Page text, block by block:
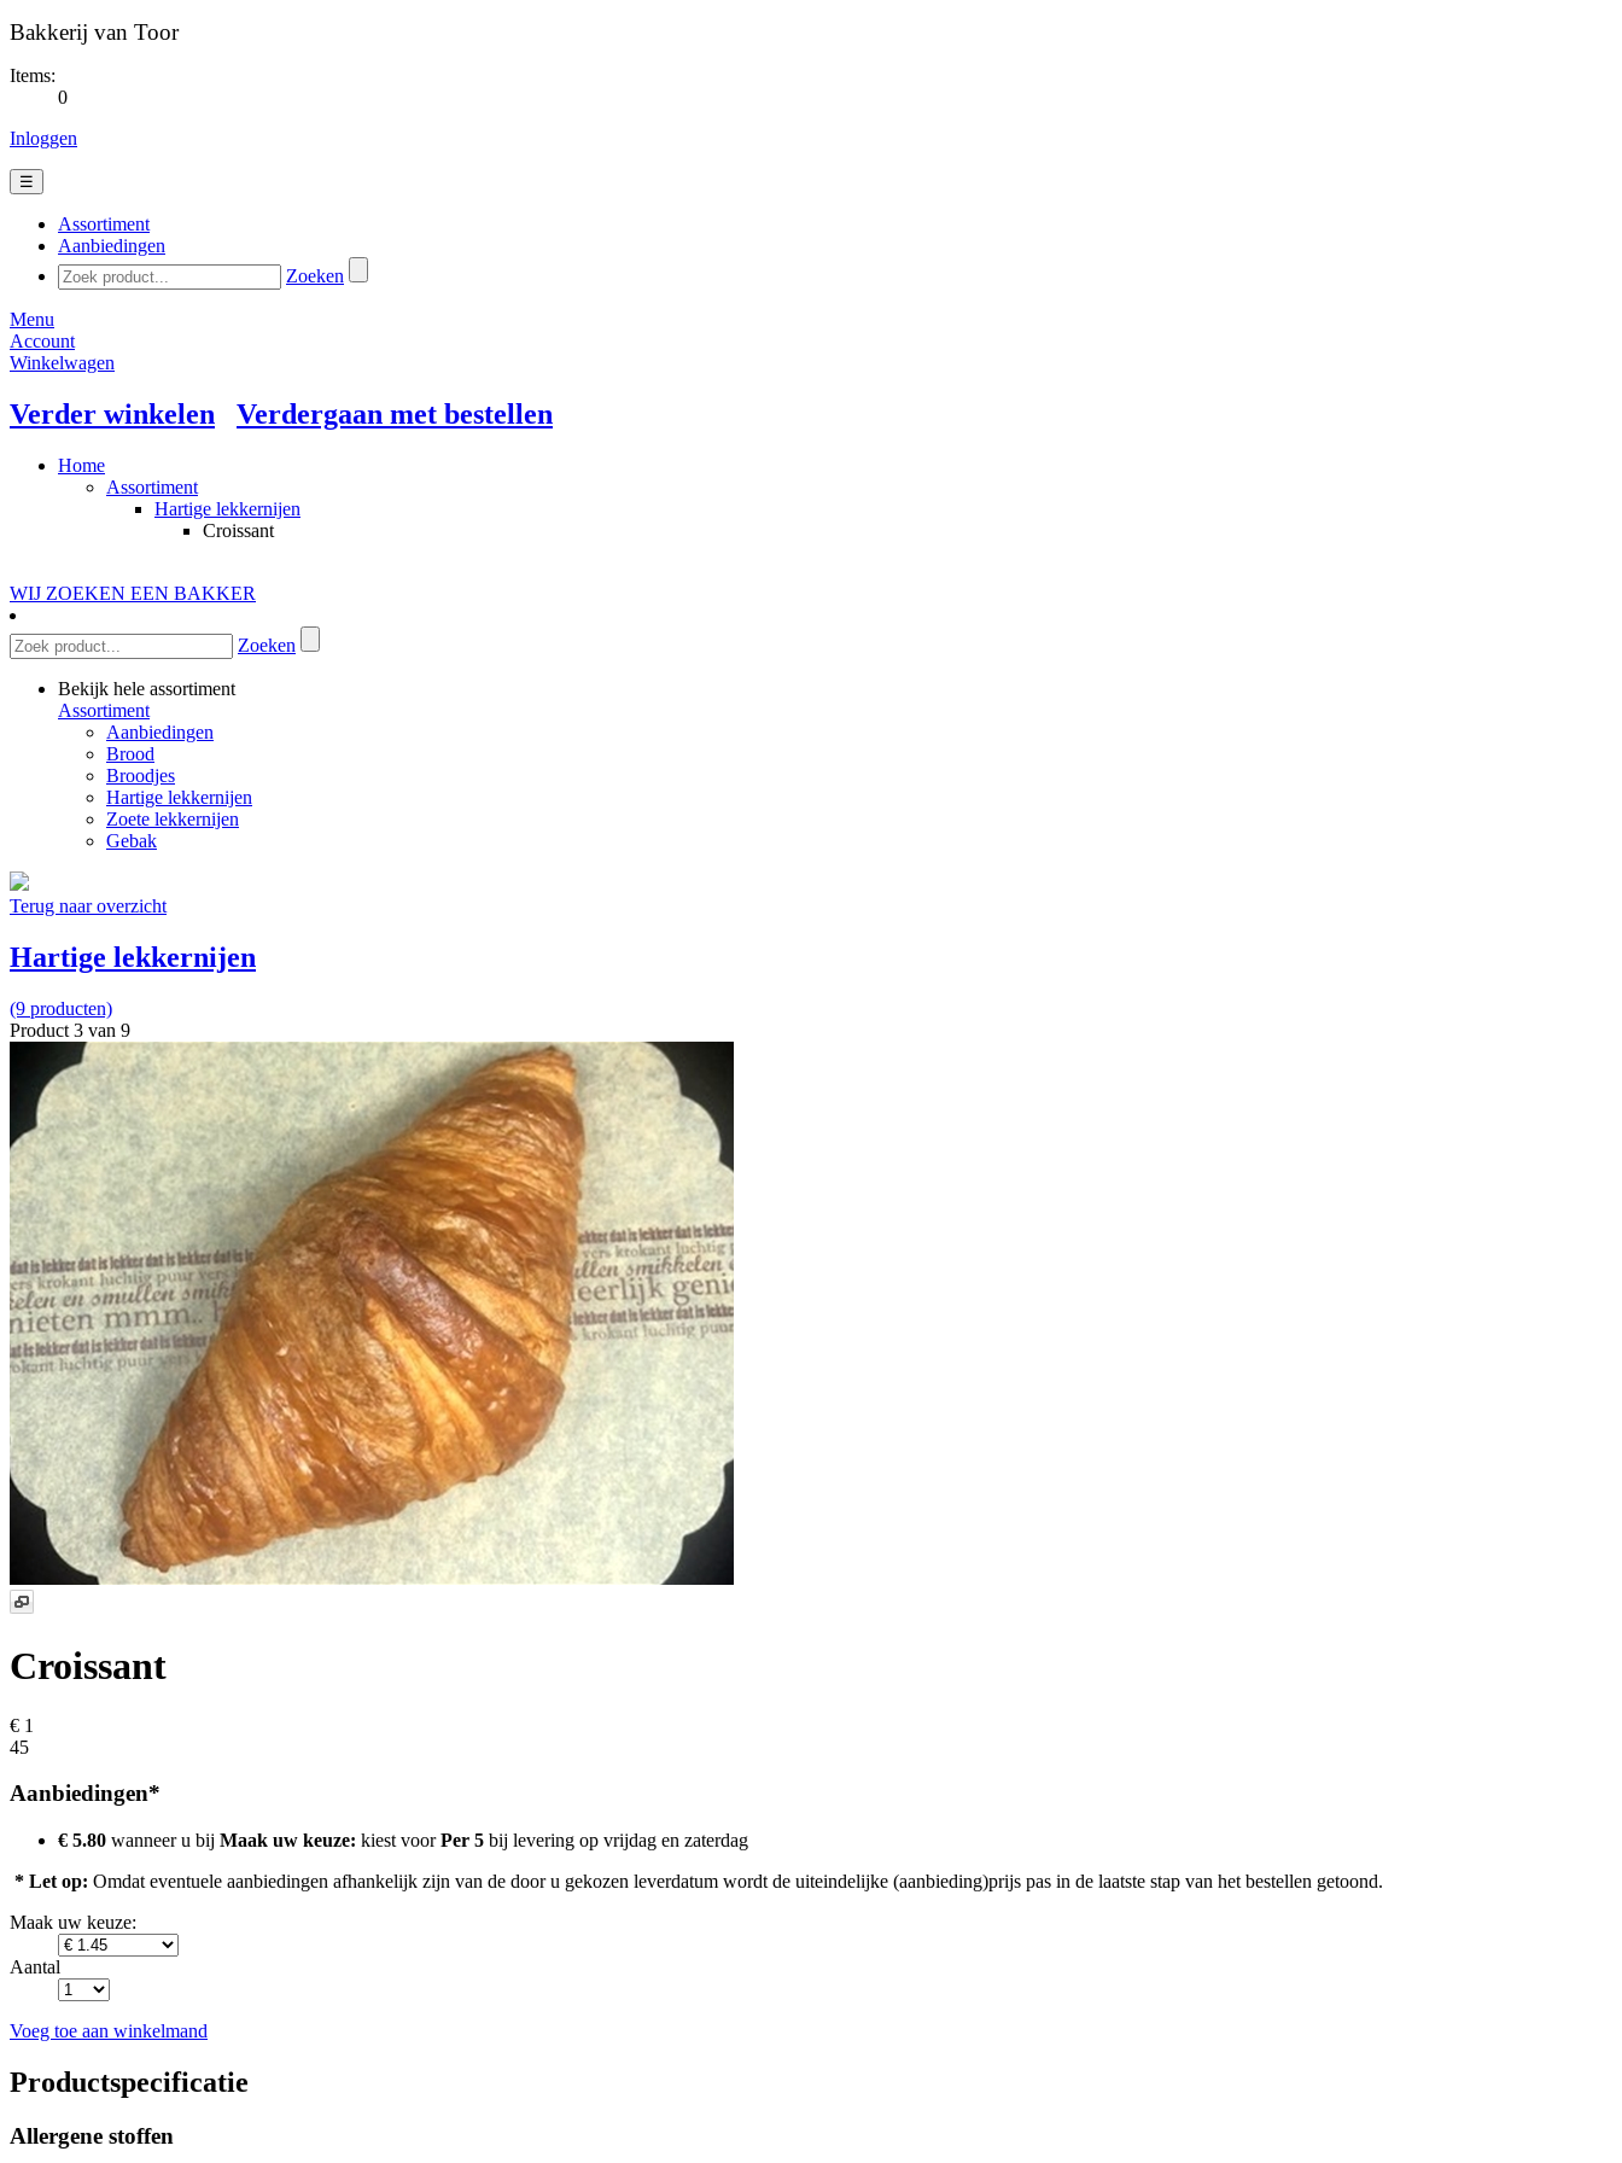
Bakkerij van Toor
Items:
0
Inloggen
☰
Assortiment
Aanbiedingen
Zoeken
Menu
Account
Winkelwagen
Verder winkelen Verdergaan met bestellen
Home
Assortiment
Hartige lekkernijen
Croissant
WIJ ZOEKEN EEN BAKKER
Zoeken
Bekijk hele assortiment
Assortiment
Aanbiedingen
Brood
Broodjes
Hartige lekkernijen
Zoete lekkernijen
Gebak
Terug naar overzicht
Hartige lekkernijen
(9 producten)
Product 3 van 9
Croissant
€ 1
45
Aanbiedingen*
€ 5.80 wanneer u bij Maak uw keuze: kiest voorPer 5 bij levering op vrijdag en zaterdag
* Let op: Omdat eventuele aanbiedingen afhankelijk zijn van de door u gekozen leverdatum wordt de uiteindelijke (aanbieding)prijs pas in de laatste stap van het bestellen getoond.
Maak uw keuze:
Aantal
Voeg toe aan winkelmand
Productspecificatie
Allergene stoffen